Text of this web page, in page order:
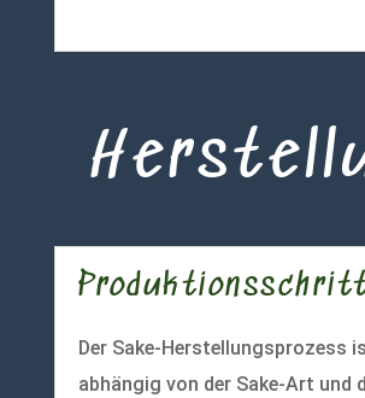
Der Sake-Herstellungsprozess
abhängig von der Sake-Art und